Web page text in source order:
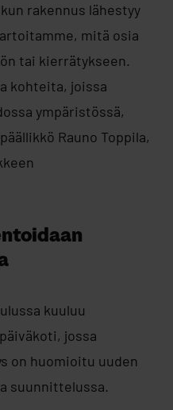
rakennus lähestyy
mitä osia
tai kierrätykseen.
kohteita, joissa
ympäristössä,
Rauno Toppila,
kuuluu
jossa
on huomioitu uuden
suunnittelussa.